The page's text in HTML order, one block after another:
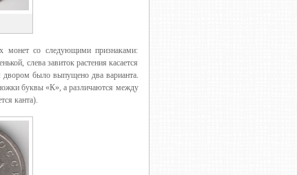
монет со следующими признаками:
слева завиток растения касается
двором было выпущено два варианта.
буквы «К», а различаются между
канта).